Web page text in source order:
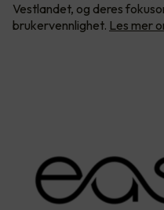
Vestlandet, og deres
brukervennlighet. Les mer